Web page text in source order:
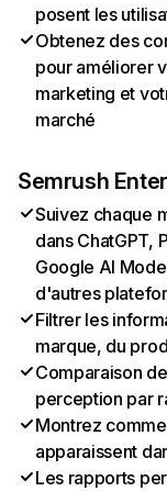
posent les
Obtenez des
pour améliorer
marketing et
marché
Semrush
Suivez chaque
dans ChatGPT,
Google AI
d'autres
Filtrer les
marque, du
Comparaison
perception par
Montrez
apparaissent
Les rapports